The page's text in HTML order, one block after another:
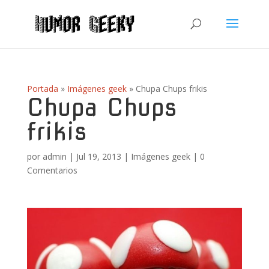
Portada » Imágenes geek» Chupa Chups frikis
Chupa Chups
frikis
por admin | Jul 19, 2013 | Imágenes geek| 0
Comentarios